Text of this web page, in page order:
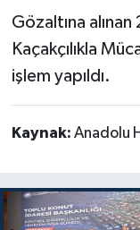
Gözaltına alınan
Kaçakçılıkla
işlem yapıldı.
Kaynak: Anadolu